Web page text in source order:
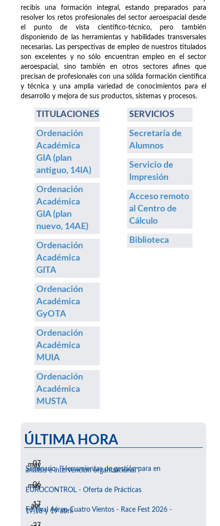
recibís una formación integral, estando preparados para
resolver los retos profesionales del sector aeroespacial desde
el punto de vista científico-técnico, pero también
disponiendo de las herramientas y habilidades transversales
necesarias. Las perspectivas de empleo de nuestros titulados
son excelentes y no sólo encuentran empleo en el sector
aeroespacial, sino también en otros sectores afines que
precisan de profesionales con una sólida formación científica
y técnica y una amplia variedad de conocimientos para el
desarrollo y mejora de sus productos, sistemas y procesos.
TITULACIONES
Ordenación
Académica
GIA (plan
antiguo, 14IA)
Ordenación
Académica
GIA (plan
nuevo, 14AE)
Ordenación
Académica
GITA
Ordenación
Académica
GyOTA
Ordenación
Académica
MUIA
Ordenación
Académica
MUSTA
SERVICIOS
Secretaría de
Alumnos
Servicio de
Impresión
Acceso remoto
al Centro de
Cálculo
Biblioteca
ÚLTIMA HORA
07
may
Seminario: "Herramientas de gestión para en
análisis e intervención organizacional"
06
may
EUROCONTROL - Oferta de Prácticas
17
abr
Festival Aéreo Cuatro Vientos - Race Fest 2026 -
17,18 y 19 abril